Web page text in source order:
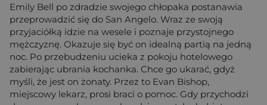
Emily Bell po zdradzie swojego chłopaka postanawia
przeprowadzić się do San Angelo. Wraz ze swoją
przyjaciółką idzie na wesele i poznaje przystojnego
mężczyznę. Okazuje się być on idealną partią na jedną
noc. Po przebudzeniu ucieka z pokoju hotelowego
zabierając ubrania kochanka. Chce go ukarać, gdyż
myśli, że jest on żonaty. Przez to Evan Bishop,
miejscowy lekarz, prosi braci o pomoc. Gdy przychodzi